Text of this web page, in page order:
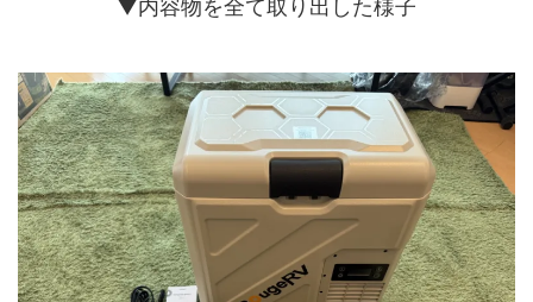
▼内容物を全て取り出した様子